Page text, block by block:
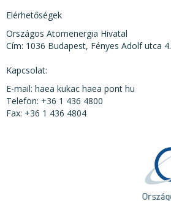
Elérhetőségek
Országos Atomenergia Hivatal
Cím: 1036 Budapest, Fényes Adolf utca 4.
Kapcsolat:
E-mail: haea kukac haea pont hu
Telefon: +36 1 436 4800
Fax: +36 1 436 4804